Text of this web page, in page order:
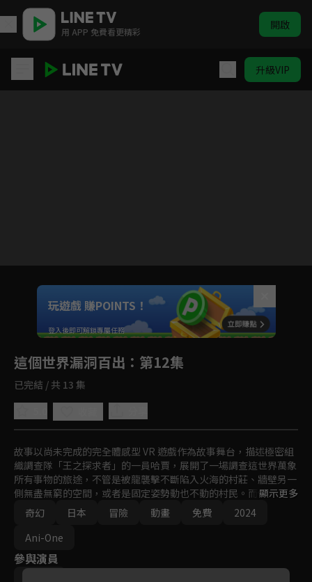
用 APP 免費看更精彩 開啟
升級VIP
Unmute
如有不便請見諒
玩遊戲 賺POINTS！
登入後即可解鎖專屬任務
這個世界漏洞百出 ：第12集
已完結 / 共 13 集
故事以尚未完成的完全體感型 VR 遊戲作為故事舞台，描述極密組
織調查隊「王之探求者」的一員哈賈，展開了一場調查這世界萬象
所有事物的旅途，不管是被龍襲擊不斷陷入火海的村莊、牆壁另一
側無盡無窮的空間，或者是固定姿勢動也不動的村民。而他與在起
始之村救下的少女妮可拉在這世界不斷的旅行，真正目的是為這個
世界除錯。
顯示更多
奇幻
日本 冒險 動畫 免費
2024
Ani-One
參與演員